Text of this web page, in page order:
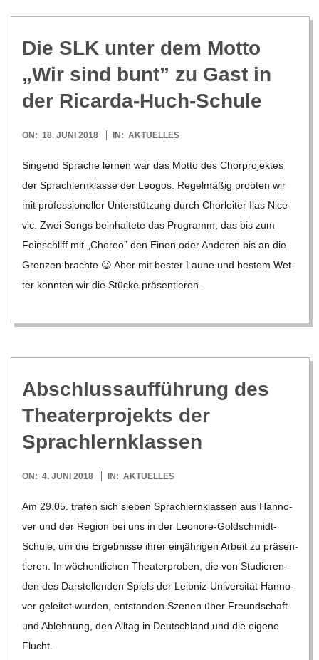
Die SLK unter dem Motto
„Wir sind bunt” zu Gast in
der Ricarda-Huch-Schule
2018-
ON: 18. JUNI 2018 IN: AKTUELLES
Sin­gend Spra­che ler­nen war das Motto des Chor­pro­jek­tes
der Sprach­lern­klasse der Leo­gos. Regel­mä­ßig prob­ten wir
mit pro­fes­sio­nel­ler Unter­stüt­zung durch Chor­lei­ter Ilas Nice­
vic. Zwei Songs beinhal­tete das Pro­gramm, das bis zum
Fein­schliff mit „Cho­reo” den Einen oder Ande­ren bis an die
Gren­zen brachte 😉 Aber mit bes­ter Laune und bes­tem Wet­
ter konn­ten wir die Stü­cke prä­sen­tie­ren.
Abschluss­auf­füh­rung des
Thea­ter­pro­jekts der
Sprachlernklassen
2018-
ON: 4. JUNI 2018 IN: AKTUELLES
Am 29.05. tra­fen sich sie­ben Sprach­lern­klas­sen aus Han­no­
ver und der Region bei uns in der Leo­­nore-Gol­d­­schmidt-
Schule, um die Ergeb­nisse ihrer ein­jäh­ri­gen Arbeit zu prä­sen­
tie­ren. In wöchent­li­chen Thea­ter­pro­ben, die von Stu­die­ren­
den des Dar­stel­len­den Spiels der Lei­b­­niz-Uni­­ver­­­si­­tät Han­no­
ver gelei­tet wur­den, ent­stan­den Sze­nen über Freund­schaft
und Ableh­nung, den All­tag in Deutsch­land und die eigene
Flucht.